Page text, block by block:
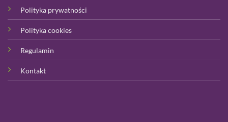
Polityka prywatności
Polityka cookies
Regulamin
Kontakt